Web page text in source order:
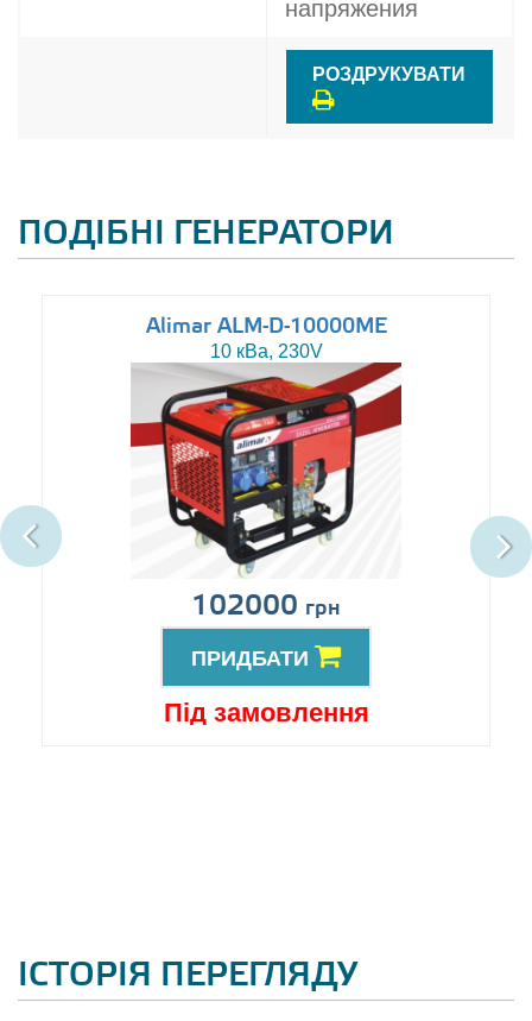
напряжения
РОЗДРУКУВАТИ
ПОДІБНІ ГЕНЕРАТОРИ
Alimar ALM-D-10000ME
10 кВа, 230V
102000 грн
ПРИДБАТИ
Під замовлення
ІСТОРІЯ ПЕРЕГЛЯДУ